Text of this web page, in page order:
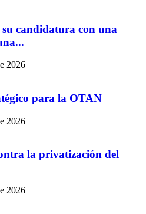
candidatura con una
2026
para la OTAN
2026
la privatización del
2026